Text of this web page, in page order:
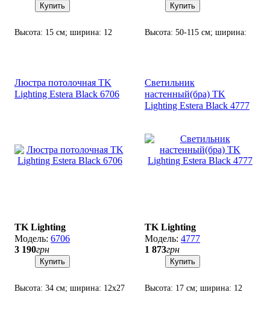
Купить
Высота: 15 см; ширина: 12
Купить
Высота: 50-115 см; ширина:
Люстра потолочная TK
Lighting Estera Black 6706
TK Lighting
6706
3 190грн
Купить
Высота: 34 см; ширина: 12х27
Светильник
настенный(бра) TK
Lighting Estera Black 4777
TK Lighting
4777
1 873грн
Купить
Высота: 17 см; ширина: 12